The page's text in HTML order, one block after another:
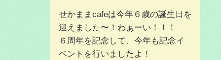
せかままcafeは今年６歳の誕生日を
迎えました〜！わぁーい！！！
６周年を記念して、今年も記念イ
ベントを行いましたよ！